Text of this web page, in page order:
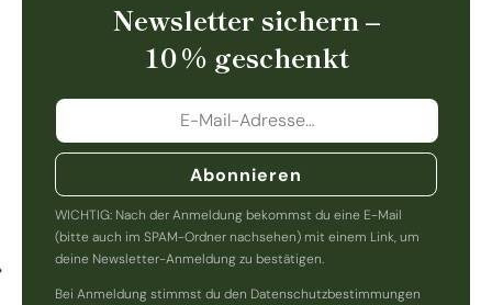
Newsletter sichern –
10 % geschenkt
Abonnieren
WICHTIG: Nach der Anmeldung bekommst du eine E-Mail
(bitte auch im SPAM-Ordner nachsehen) mit einem Link, um
deine Newsletter-Anmeldung zu bestätigen.
Bei Anmeldung stimmst du den Datenschutzbestimmungen